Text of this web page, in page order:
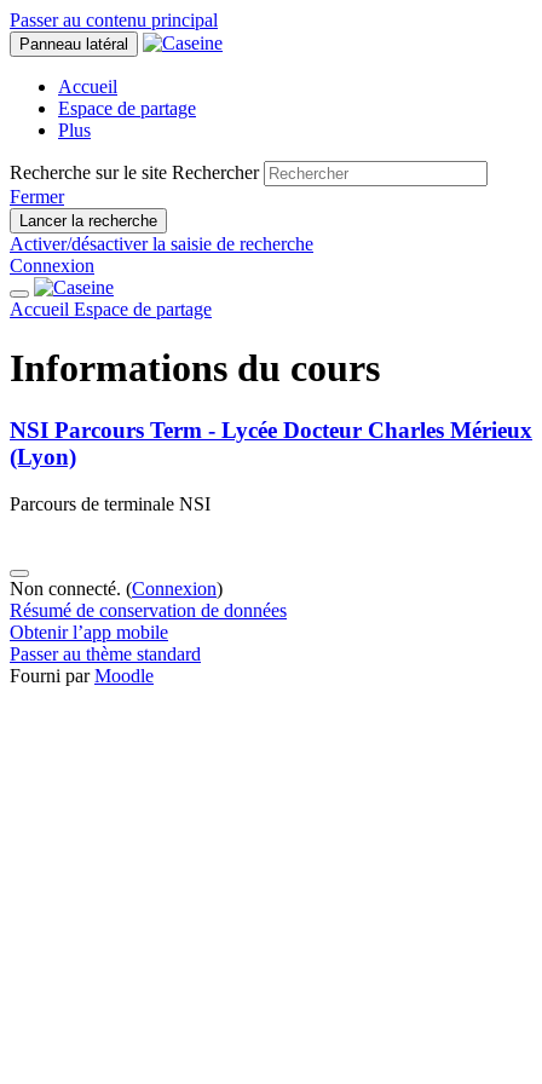
Passer au contenu principal
Panneau latéral
Accueil
Espace de partage
Plus
Recherche sur le site Rechercher
Fermer
Lancer la recherche
Activer/désactiver la saisie de recherche
Connexion
Accueil Espace de partage
Informations du cours
NSI Parcours Term - Lycée Docteur Charles Mérieux
(Lyon)
Parcours de terminale NSI
Non connecté. (Connexion)
Résumé de conservation de données
Obtenir l’app mobile
Passer au thème standard
Fourni parMoodle